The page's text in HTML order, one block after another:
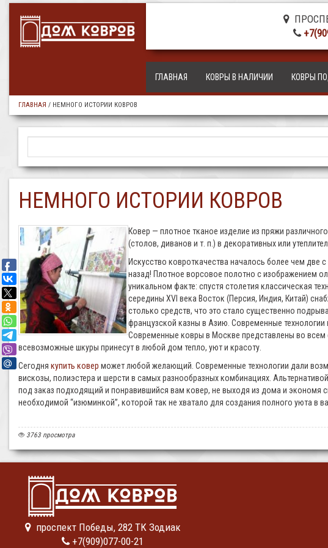
ГЛАВНАЯ КОВРЫ В НАЛИЧИИ КОВРЫ
ГЛАВНАЯ / НЕМНОГО ИСТОРИИ КОВРОВ
НЕМНОГО ИСТОРИИ КОВРОВ
Ковер — плотное тканое изделие из пряжи
(столов, диванов и т. п.) в декоративных или
Искусство ковроткачества началось более чем
назад! Плотное ворсовое полотно с изображением
уникальном факте: спустя столетия классическая
середины XVI века Восток (Персия, Индия, Китай)
столько средств, что это стало существенно
французской казны в Азию. Современные
Современные ковры в Москве представлены во всем
всевозможные шкуры принесут в любой дом тепло, уют и красоту.
Сегодня купить ковер может любой желающий. Современные технологии дали
вискозы, полиэстера и шерсти в самых разнообразных комбинациях.
под заказ подходящий и понравившийся вам ковер, не выходя из дома и экономя
необходимой “изюминкой”, которой так не хватало для создания полного уюта в
3763 просмотра
проспект Победы, 282 ТК Зодиак
+7(909)077-00-21